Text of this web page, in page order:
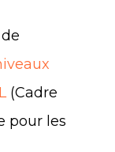
(Cadre
pour les